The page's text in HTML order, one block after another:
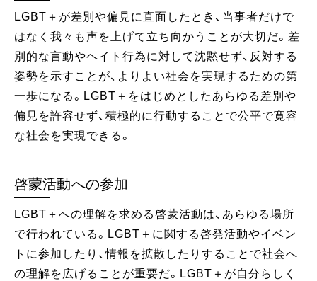
LGBT＋が差別や偏見に直面したとき、当事者だけで
はなく我々も声を上げて立ち向かうことが大切だ。差
別的な言動やヘイト行為に対して沈黙せず、反対する
姿勢を示すことが、よりよい社会を実現するための第
一歩になる。LGBT＋をはじめとしたあらゆる差別や
偏見を許容せず、積極的に行動することで公平で寛容
な社会を実現できる。
啓蒙活動への参加
LGBT＋への理解を求める啓蒙活動は、あらゆる場所
で行われている。LGBT＋に関する啓発活動やイベン
トに参加したり、情報を拡散したりすることで社会へ
の理解を広げることが重要だ。LGBT＋が自分らしく